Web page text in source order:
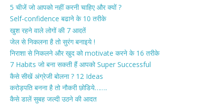
5 चीजें जो आपको नहीं करनी चाहिए और क्यों ?
Self-confidence बढाने के 10 तरीके
खुश रहने वाले लोगों की 7 आदतें
जेल से निकलना है तो सुरंग बनाइये !
निराशा से निकलने और खुद को motivate करने के 16 तरीके
7 Habits जो बना सकती हैं आपको Super Successful
कैसे सीखें अंग्रेजी बोलना ? 12 Ideas
करोड़पति बनना है तो नौकरी छोडिये…….
कैसे डालें सुबह जल्दी उठने की आदत